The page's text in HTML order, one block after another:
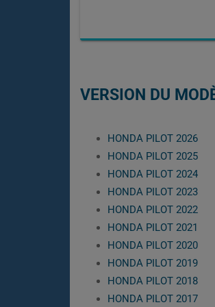
VERSION DU
HONDA PILOT 2026
HONDA PILOT 2025
HONDA PILOT 2024
HONDA PILOT 2023
HONDA PILOT 2022
HONDA PILOT 2021
HONDA PILOT 2020
HONDA PILOT 2019
HONDA PILOT 2018
HONDA PILOT 2017